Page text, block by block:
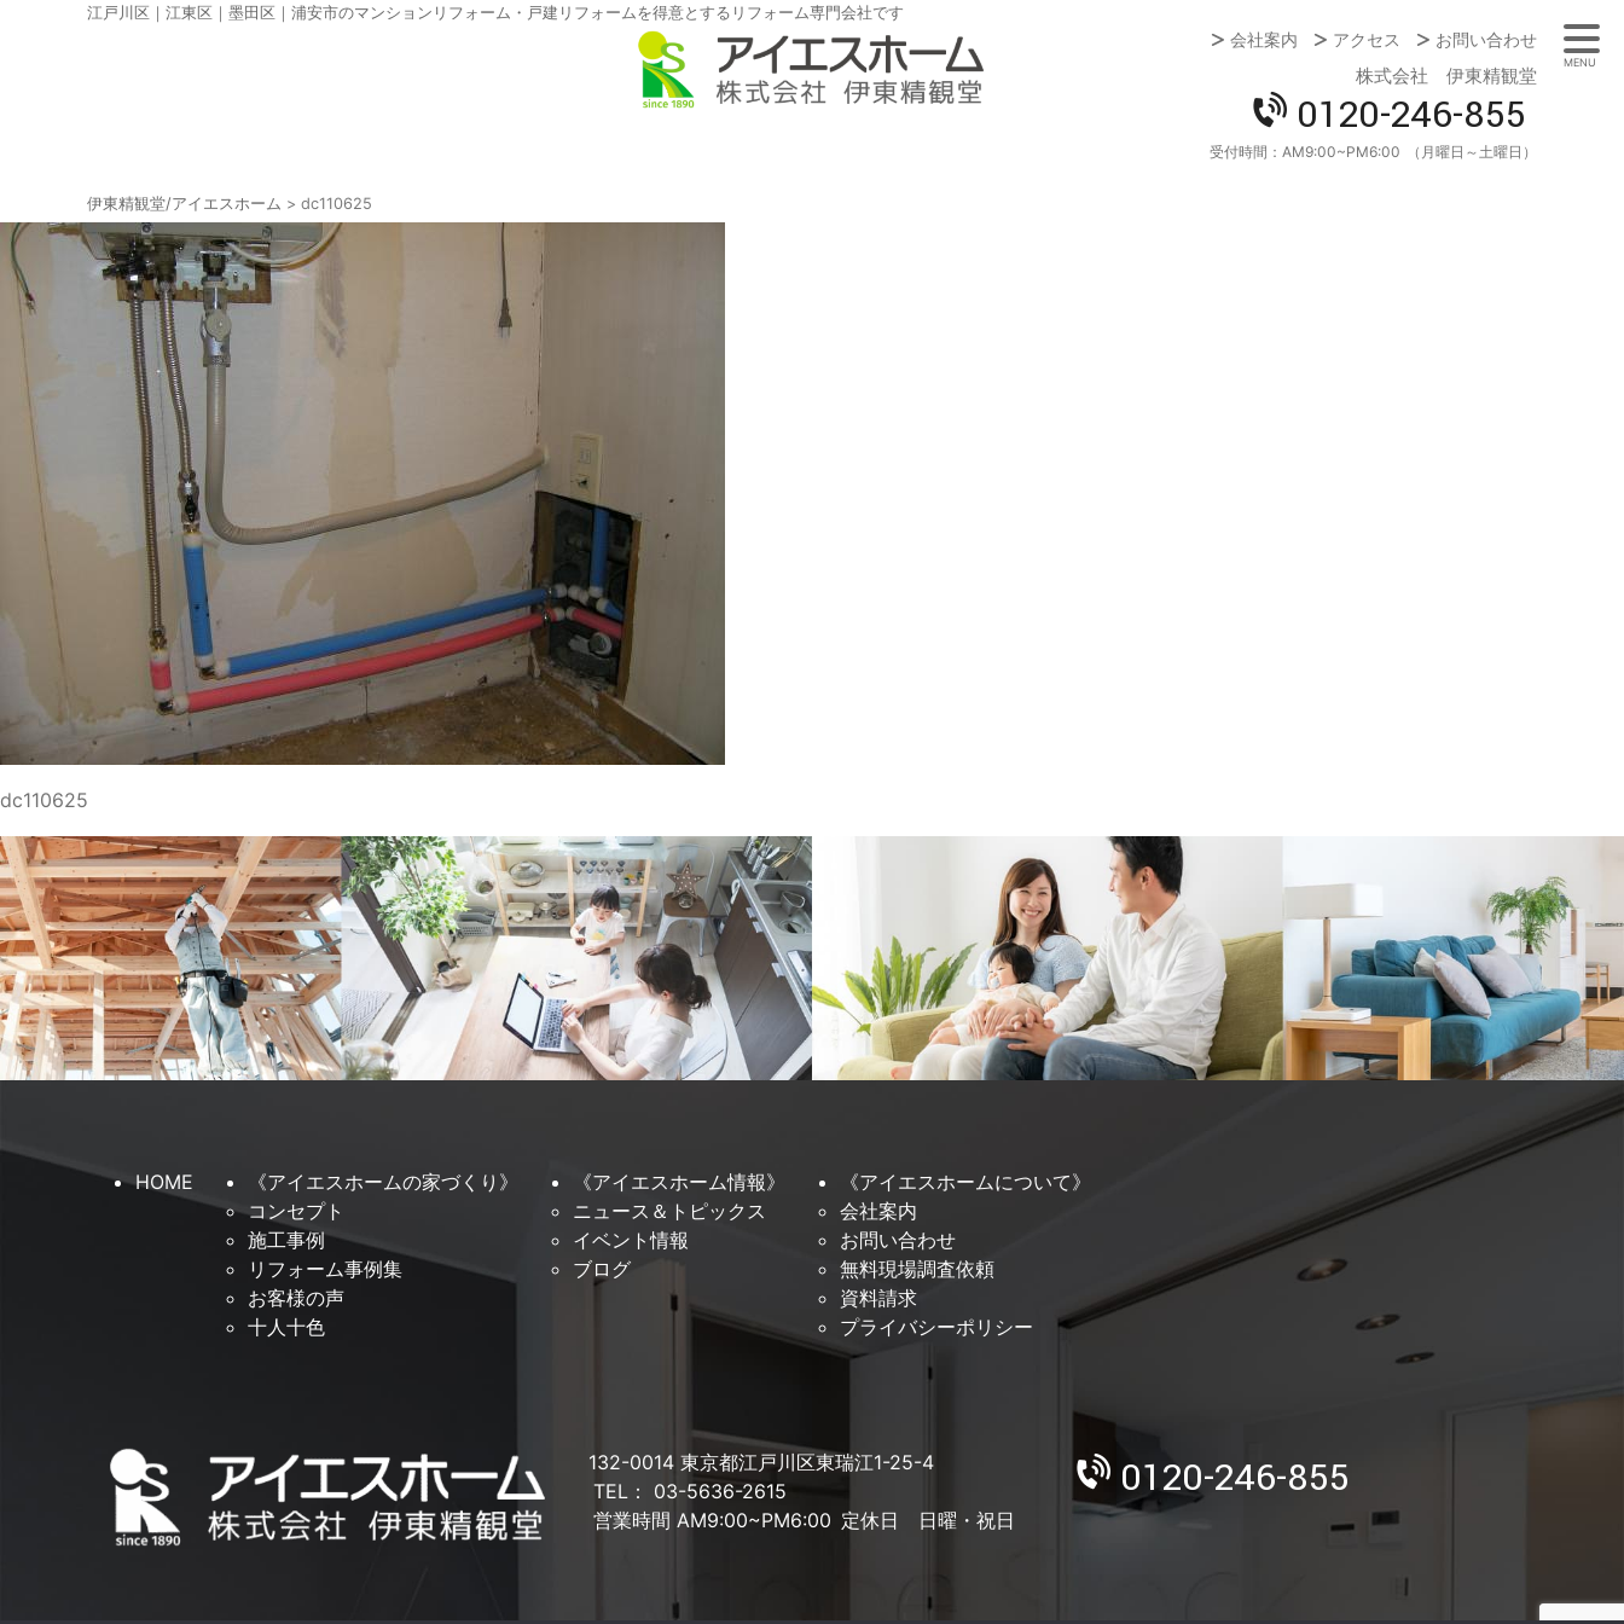
江戸川区｜江東区｜墨田区｜浦安市のマンションリフォーム・戸建リフォームを得意とするリフォーム専門会社です
会社案内
アクセス お問い合わせ
株式会社 伊東精観堂
0120-246-855
受付時間： AM9:00~PM6:00 （月曜日～土曜日）
伊東精観堂/アイエスホーム > dc110625
dc110625
MENU
HOME
《アイエスホームの家づくり》
コンセプト
施工事例
リフォーム事例集
お客様の声
十人十色
《アイエスホーム情報》
ニュース＆トピックス
イベント情報
ブログ
《アイエスホームについて》
会社案内
お問い合わせ
無料現場調査依頼
資料請求
プライバシーポリシー
132-0014 東京都江戸川区東瑞江1-25-4
TEL： 03-5636-2615
営業時間 AM9:00~PM6:00 定休日 日曜・祝日
0120-246-855